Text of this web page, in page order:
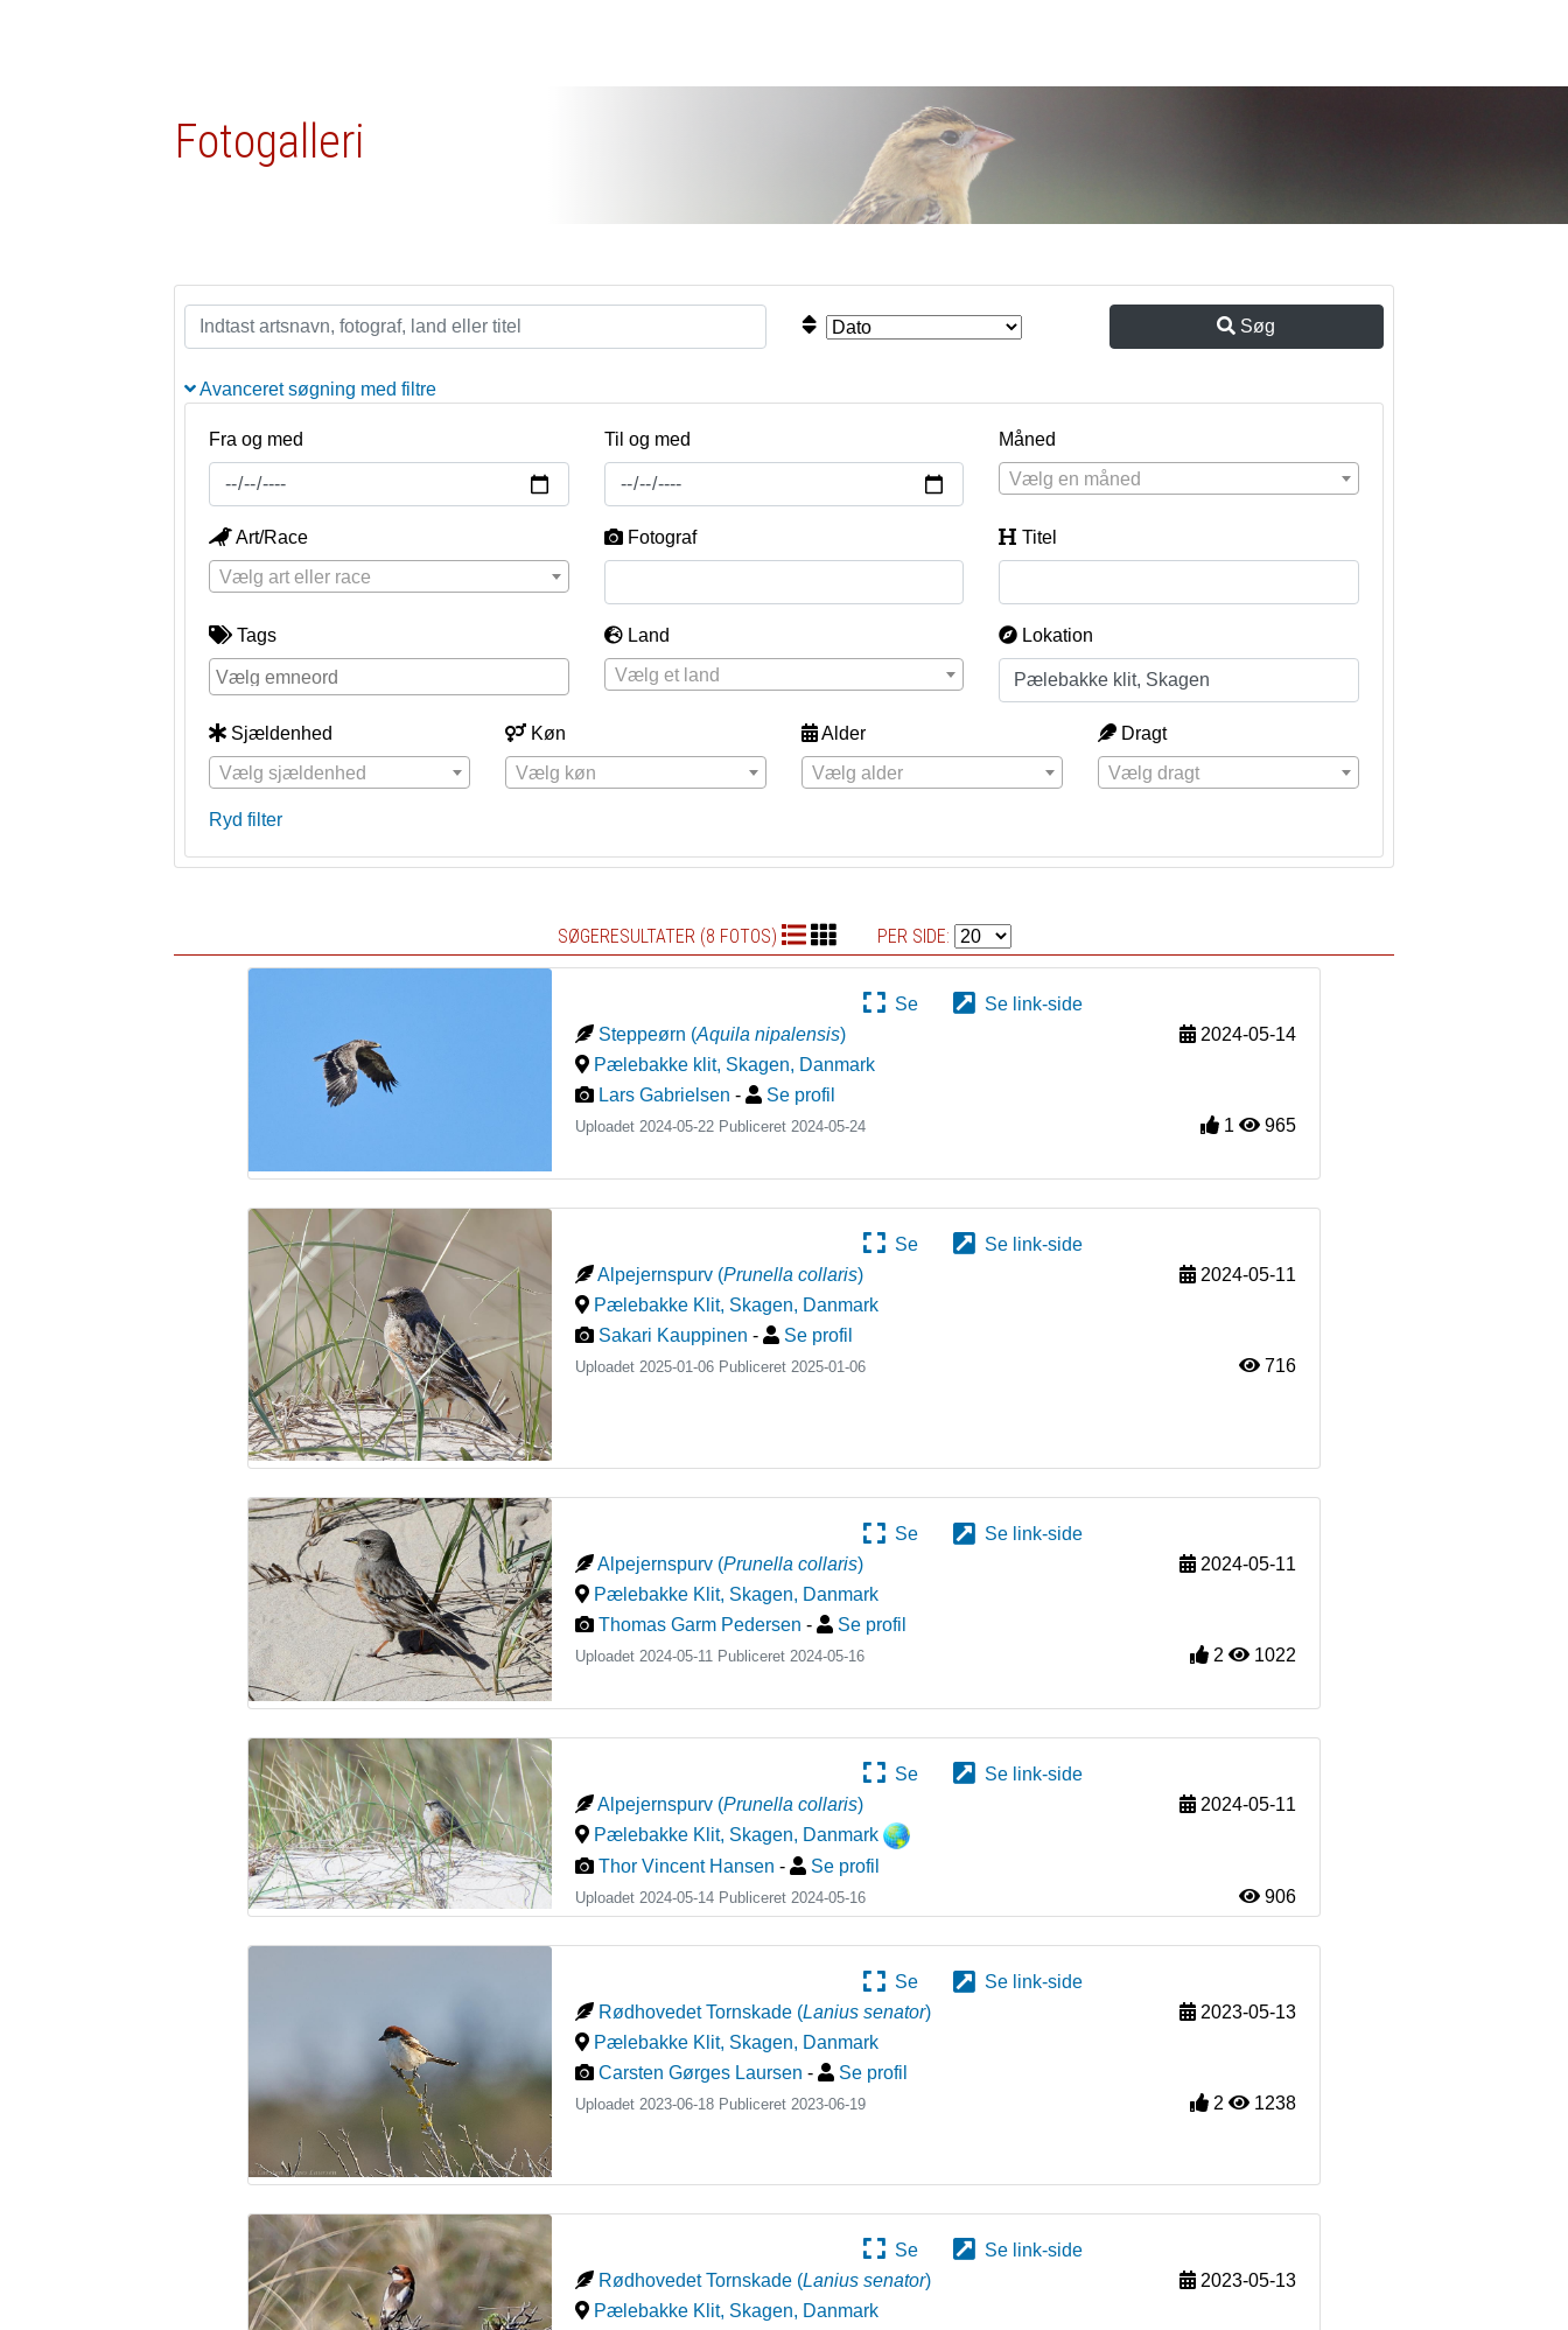
Fotogalleri
Søg
Avanceret søgning med filtre
Fra og med Til og med
Måned
Vælg en måned
Art/Race
Vælg art eller race
Fotograf Titel
Tags
Land
Vælg et land
Lokation
Sjældenhed
Vælg sjældenhed
Køn
Vælg køn
Alder
Vælg alder
Dragt
Vælg dragt
Ryd filter
SØGERESULTATER (8 FOTOS) PER SIDE:
Se
Se link-side
Steppeørn (Aquila nipalensis)
2024-05-14
Pælebakke klit, Skagen, Danmark
Lars Gabrielsen - Se profil
Uploadet 2024-05-22 Publiceret2024-05-24 1 965
Se
Se link-side
Alpejernspurv (Prunella collaris)
2024-05-11
Pælebakke Klit, Skagen, Danmark
Sakari Kauppinen - Se profil
Uploadet 2025-01-06 Publiceret 2025-01-06 716
Se
Se link-side
Alpejernspurv (Prunella collaris)
2024-05-11
Pælebakke Klit, Skagen, Danmark
Thomas Garm Pedersen - Se profil
Uploadet 2024-05-11 Publiceret2024-05-16 2 1022
Se
Se link-side
Alpejernspurv (Prunella collaris)
2024-05-11
Pælebakke Klit, Skagen, Danmark
Thor Vincent Hansen - Se profil
Uploadet 2024-05-14 Publiceret2024-05-16 906
Se
Se link-side
Rødhovedet Tornskade (Lanius senator)
2023-05-13
Pælebakke Klit, Skagen, Danmark
Carsten Gørges Laursen - Se profil
Uploadet 2023-06-18 Publiceret2023-06-19 2 1238
Se
Se link-side
Rødhovedet Tornskade (Lanius senator)
2023-05-13
Pælebakke Klit, Skagen, Danmark